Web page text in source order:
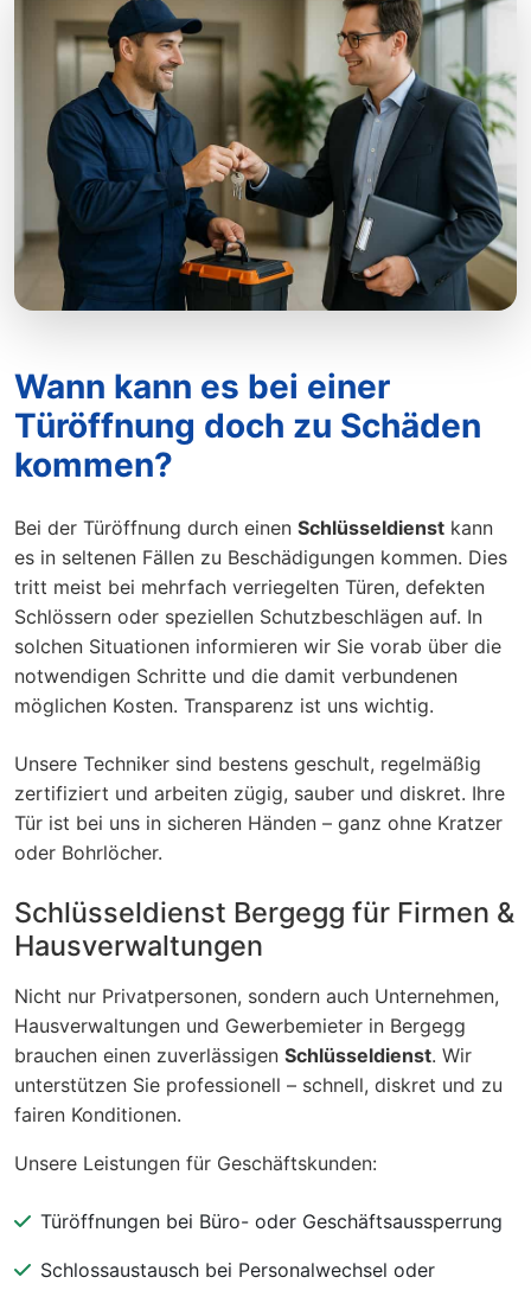
Wann kann es bei einer
Türöffnung doch zu Schäden
kommen?
Bei der Türöffnung durch einen Schlüsseldienst kann
es in seltenen Fällen zu Beschädigungen kommen. Dies
tritt meist bei mehrfach verriegelten Türen, defekten
Schlössern oder speziellen Schutzbeschlägen auf. In
solchen Situationen informieren wir Sie vorab über die
notwendigen Schritte und die damit verbundenen
möglichen Kosten. Transparenz ist uns wichtig.
Unsere Techniker sind bestens geschult, regelmäßig
zertifiziert und arbeiten zügig, sauber und diskret. Ihre
Tür ist bei uns in sicheren Händen – ganz ohne Kratzer
oder Bohrlöcher.
Schlüsseldienst Bergegg für Firmen &
Hausverwaltungen
Nicht nur Privatpersonen, sondern auch Unternehmen,
Hausverwaltungen und Gewerbemieter in Bergegg
brauchen einen zuverlässigen Schlüsseldienst. Wir
unterstützen Sie professionell – schnell, diskret und zu
fairen Konditionen.
Unsere Leistungen für Geschäftskunden:
Türöffnungen bei Büro- oder Geschäftsaussperrung
Schlossaustausch bei Personalwechsel oder